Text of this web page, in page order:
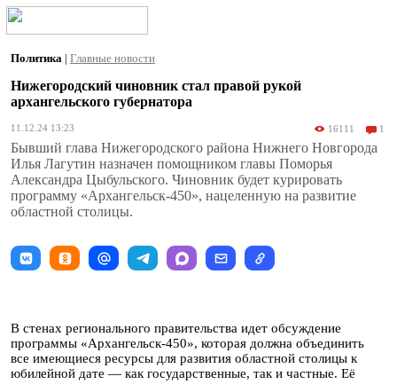
Политика | Главные новости
Нижегородский чиновник стал правой рукой
архангельского губернатора
11.12.24 13:23 16111 1
Бывший глава Нижегородского района Нижнего Новгорода
Илья Лагутин назначен помощником главы Поморья
Александра Цыбульского. Чиновник будет курировать
программу «Архангельск-450», нацеленную на развитие
областной столицы.
В стенах регионального правительства идет обсуждение
программы «Архангельск-450», которая должна объединить
все имеющиеся ресурсы для развития областной столицы к
юбилейной дате — как государственные, так и частные. Её